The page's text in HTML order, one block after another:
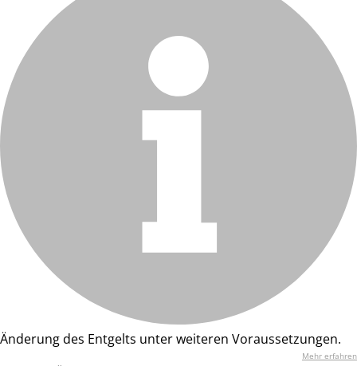
Änderung des Entgelts unter weiteren Voraussetzungen.
Mehr erfahren